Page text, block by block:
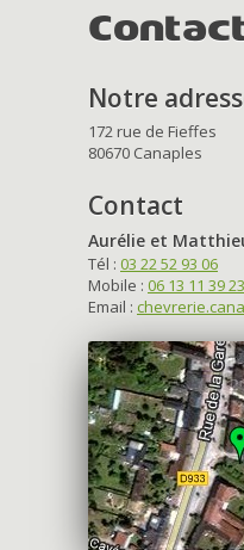
Notre
172 rue de Fieffes
80670 Canaples
Contact
Aurélie et Matthieu
Tél : 03 22 52 93 06
Mobile : 06 13 11 39 23
Email :